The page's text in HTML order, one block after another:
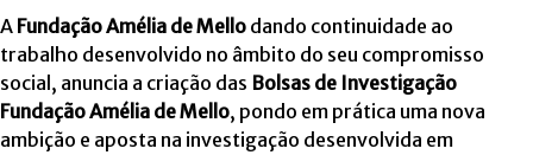
A Fundação Amélia de Mello dando continuidade ao
trabalho desenvolvido no âmbito do seu compromisso
social, anuncia a criação das Bolsas de Investigação
Fundação Amélia de Mello, pondo em prática uma nova
ambição e aposta na investigação desenvolvida em